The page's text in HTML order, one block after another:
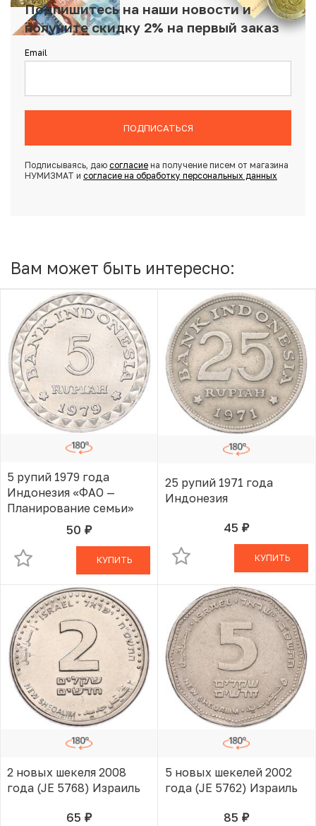
Подпишитесь на наши новости и
получите скидку 2% на первый заказ
Email
ПОДПИСАТЬСЯ
Подписываясь, даю согласиена получение писем от магазина
НУМИЗМАТ и согласие на обработку персональных данных
Вам может быть интересно:
5 рупий 1979 года
Индонезия «ФАО —
Планирование семьи»
50 руб.В КОРЗИНЕ
КУПИТЬ
25 рупий 1971 года
Индонезия
45 руб.В КОРЗИНЕ
КУПИТЬ
2 новых шекеля 2008
года (JE 5768) Израиль
65 руб.В КОРЗИНЕ
5 новых шекелей 2002
года (JE 5762) Израиль
85 руб.В КОРЗИНЕ